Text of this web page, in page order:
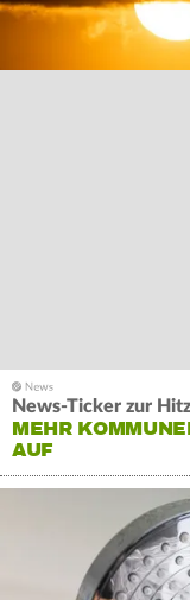
News-Ticker zur
MEHR
AUF